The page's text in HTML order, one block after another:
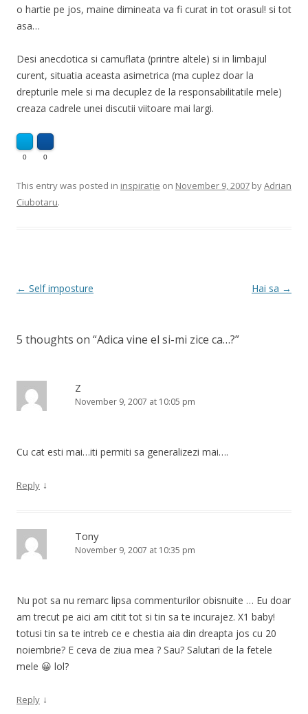
o hartie pe jos, maine dimineata va fi curat in tot orasul! si tot
asa…
Desi anecdotica si camuflata (printre altele) si in limbajul
curent, situatia aceasta asimetrica (ma cuplez doar la
drepturile mele si ma decuplez de la responsabilitatile mele)
creaza cadrele unei discutii viitoare mai largi.
0 0
This entry was posted in inspirație on November 9, 2007 byAdrian
Ciubotaru.
Post
← Self imposture Hai sa →
5 thoughts on “Adica vine el si-mi zice ca…?”
Z
November 9, 2007 at 10:05 pm
Cu cat esti mai…iti permiti sa generalizezi mai….
Reply ↓
Tony
November 9, 2007 at 10:35 pm
Nu pot sa nu remarc lipsa commenturilor obisnuite … Eu doar
am trecut pe aici am citit tot si tin sa te incurajez. X1 baby!
totusi tin sa te intreb ce e chestia aia din dreapta jos cu 20
noiembrie? E ceva de ziua mea ? Sau? Salutari de la fetele
mele 😀 lol?
Reply ↓